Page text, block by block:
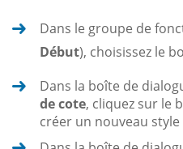
Dans le groupe de
Début), choisissez le
Dans la boîte de
de cote, cliquez sur le
créer un nouveau style